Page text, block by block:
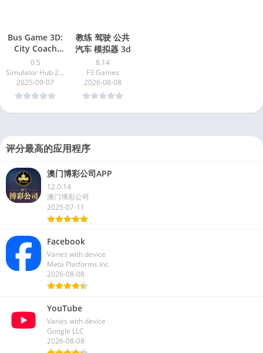
Bus Game 3D:
City Coach
Bus
0.5
Simulator Hub 2022
2025-09-07
教练 驾驶 公共
汽车 模拟器 3d
8.14
F3 Games
2026-08-08
评分最高的应用程序
澳门博彩公司APP
12.0.14
澳门博彩公司
2025-07-11
Facebook
Varies with device
Meta Platforms Inc.
2026-08-08
YouTube
Varies with device
Google LLC
2026-08-08